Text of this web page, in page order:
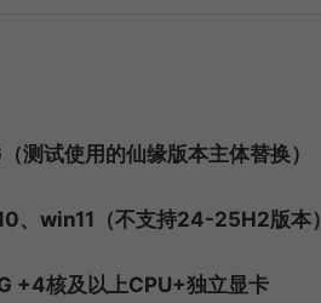
测试使用的仙缘版本主体替换）
、win11（不支持24-25H2版本）
+4核及以上CPU+独立显卡